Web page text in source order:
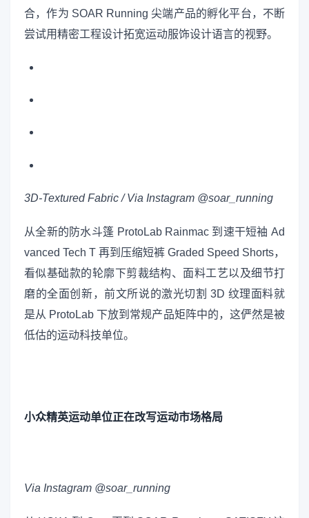
合，作为 SOAR Running 尖端产品的孵化平台，不断
尝试用精密工程设计拓宽运动服饰设计语言的视野。
3D-Textured Fabric / Via Instagram @soar_running
从全新的防水斗篷 ProtoLab Rainmac 到速干短袖 Ad
vanced Tech T 再到压缩短裤 Graded Speed Shorts，
看似基础款的轮廓下剪裁结构、面料工艺以及细节打
磨的全面创新，前文所说的激光切割 3D 纹理面料就
是从 ProtoLab 下放到常规产品矩阵中的，这俨然是被
低估的运动科技单位。
小众精英运动单位正在改写运动市场格局
Via Instagram @soar_running